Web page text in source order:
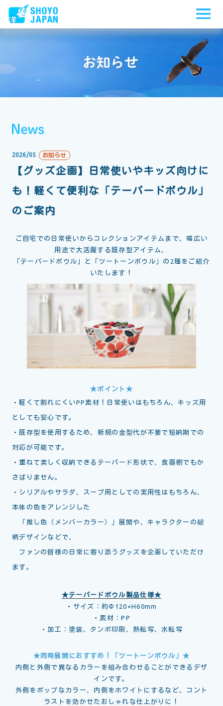
2026/05 お知らせ
【グッズ企画】日常使いやキッズ向けに
も！軽くて便利な「テーパードボウル」
のご案内
ご自宅での日常使いからコレクションアイテムまで、幅広い
用途で大活躍する既存型アイテム、
「テーパードボウル」と「ツートーンボウル」の2種をご紹介
いたします！
★ポイント★
・軽くて割れにくいPP素材！日常使いはもちろん、キッズ用
としても安心です。
・既存型を使用するため、新規の金型代が不要で短納期での
対応が可能です。
・重ねて美しく収納できるテーパード形状で、食器棚でもか
さばりません。
・シリアルやサラダ、スープ用としての実用性はもちろん、
本体の色をアレンジした
「推し色（メンバーカラー）」展開や、キャラクターの総
柄デザインなどで、
ファンの皆様の日常に寄り添うグッズを企画していただけ
ます。
★テーパードボウル製品仕様★
・サイズ：約Φ120×H60mm
・素材：PP
・加工：塗装、タンポ印刷、熱転写、水転写
★同時展開におすすめ！「ツートーンボウル」★
内側と外側で異なるカラーを組み合わせることができるデザ
インです。
外側をポップなカラー、内側をホワイトにするなど、コント
ラストを効かせたおしゃれな仕上がりに！